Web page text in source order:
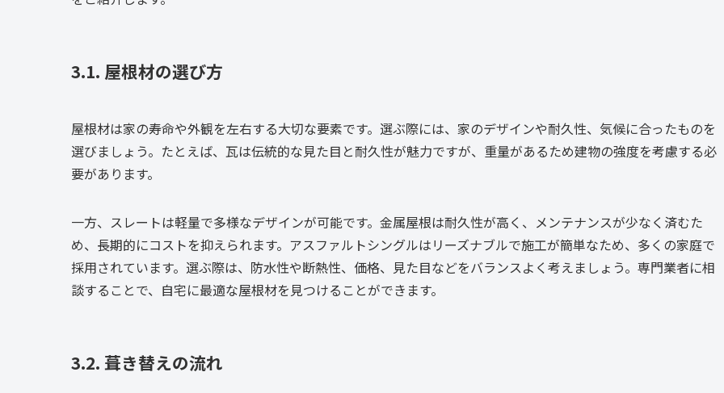
3.1. 屋根材の選び方
屋根材は家の寿命や外観を左右する大切な要素です。選ぶ際には、家のデザインや耐久性、気候に合ったものを
選びましょう。たとえば、瓦は伝統的な見た目と耐久性が魅力ですが、重量があるため建物の強度を考慮する必
要があります。
一方、スレートは軽量で多様なデザインが可能です。金属屋根は耐久性が高く、メンテナンスが少なく済むた
め、長期的にコストを抑えられます。アスファルトシングルはリーズナブルで施工が簡単なため、多くの家庭で
採用されています。選ぶ際は、防水性や断熱性、価格、見た目などをバランスよく考えましょう。専門業者に相
談することで、自宅に最適な屋根材を見つけることができます。
3.2. 葺き替えの流れ